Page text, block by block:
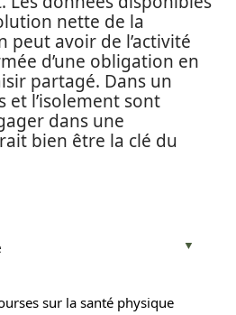
nette de la
peut avoir de l’activité
d’une obligation en
partagé. Dans un
et l’isolement sont
dans une
bien être la clé du
sur la santé physique